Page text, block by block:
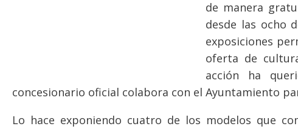
de manera
desde las ocho
exposiciones
oferta de
acción ha
concesionario oficial colabora con el Ayuntamiento
Lo hace exponiendo cuatro de los modelos que